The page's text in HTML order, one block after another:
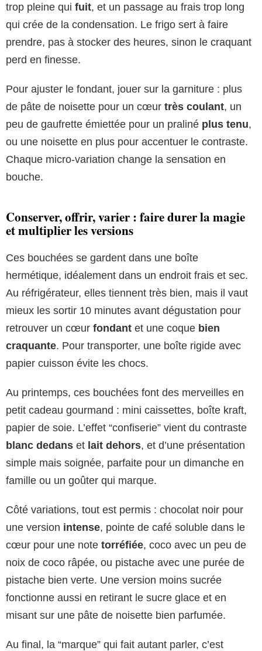
trop pleine qui fuit, et un passage au frais trop long
qui crée de la condensation. Le frigo sert à faire
prendre, pas à stocker des heures, sinon le craquant
perd en finesse.
Pour ajuster le fondant, jouer sur la garniture : plus
de pâte de noisette pour un cœur très coulant, un
peu de gaufrette émiettée pour un praliné plus tenu,
ou une noisette en plus pour accentuer le contraste.
Chaque micro-variation change la sensation en
bouche.
Conserver, offrir, varier : faire durer la magie
et multiplier les versions
Ces bouchées se gardent dans une boîte
hermétique, idéalement dans un endroit frais et sec.
Au réfrigérateur, elles tiennent très bien, mais il vaut
mieux les sortir 10 minutes avant dégustation pour
retrouver un cœur fondant et une coque bien
craquante. Pour transporter, une boîte rigide avec
papier cuisson évite les chocs.
Au printemps, ces bouchées font des merveilles en
petit cadeau gourmand : mini caissettes, boîte kraft,
papier de soie. L’effet “confiserie” vient du contraste
blanc dedans et lait dehors, et d’une présentation
simple mais soignée, parfaite pour un dimanche en
famille ou un goûter qui marque.
Côté variations, tout est permis : chocolat noir pour
une version intense, pointe de café soluble dans le
cœur pour une note torréfiée, coco avec un peu de
noix de coco râpée, ou pistache avec une purée de
pistache bien verte. Une version moins sucrée
fonctionne aussi en retirant le sucre glace et en
misant sur une pâte de noisette bien parfumée.
Au final, la “marque” qui fait autant parler, c’est